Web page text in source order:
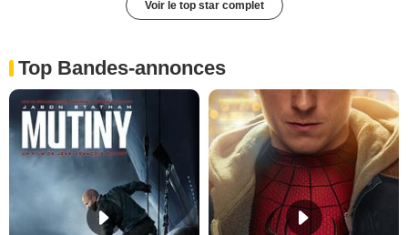
Voir le top star complet
Top Bandes-annonces